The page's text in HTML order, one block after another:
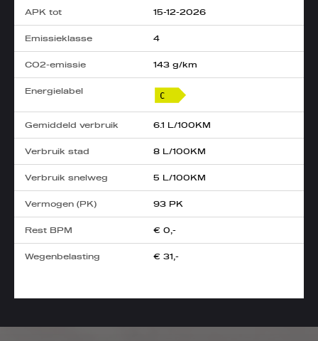
APK tot 15-12-2026
Emissieklasse 4
CO2-emissie 143 g/km
Energielabel
Gemiddeld verbruik 6.1 L/100KM
Verbruik stad 8 L/100KM
Verbruik snelweg 5 L/100KM
Vermogen (PK) 93 PK
Rest BPM € 0,-
Wegenbelasting € 31,-